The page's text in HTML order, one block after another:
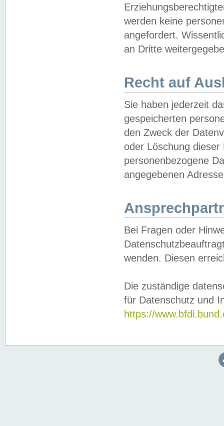
werden keine
angefordert.
an Dritte
Recht auf
Sie haben jederzeit
gespeicherten
den Zweck der
oder Löschung
personenbezogene
angegebenen
Bei Fragen oder
wenden. Diesen
Die zuständige
für Datenschutz und
https://